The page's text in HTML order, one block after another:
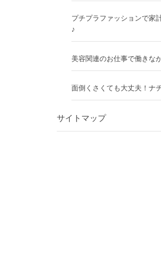
プチプラファッションで家
♪
美容関連のお仕事で働きな
面倒くさくても大丈夫！ナ
サイトマップ